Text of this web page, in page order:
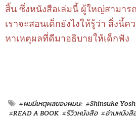
สิ้น ซึ่งหนังสือเล่มนี้ ผู้ใหญ่สามาร
เราจะสอนเด็กยังไงให้รู้ว่า สิ่งนี้
หาเหตุผลที่ดีมาอธิบายให้เด็กฟัง
#ผมมีเหตุผลของผมนะ #Shinsuke
#READ A BOOK #รีวิวหนังสือ #อ่านหนังสื